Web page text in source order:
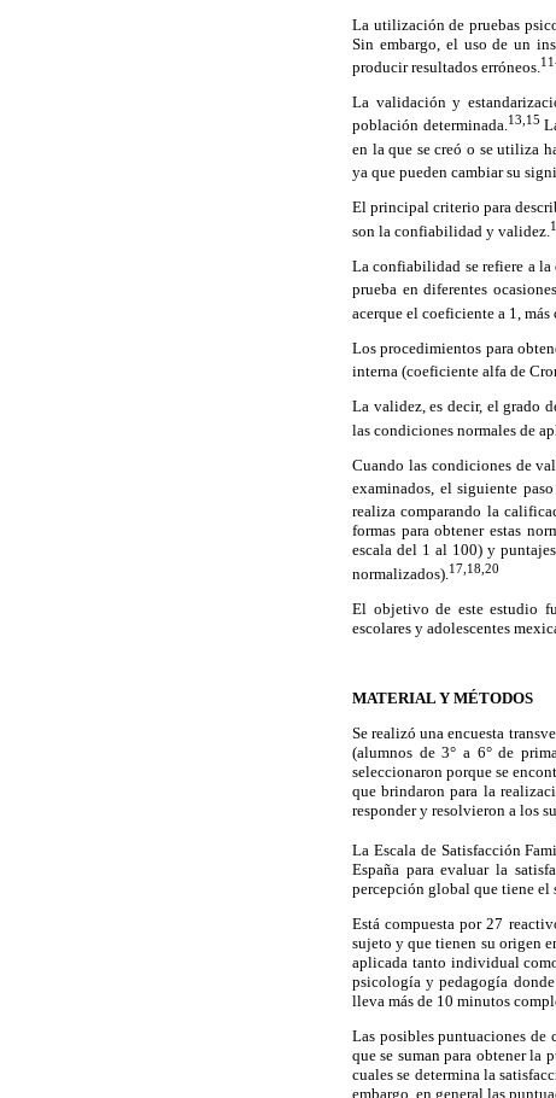
La utilización de pruebas
Sin embargo, el uso de un
producir resultados erróneos.
La validación y
población determinada.13,15
en la que se creó o se utiliza
ya que pueden cambiar su
El principal criterio para
son la confiabilidad y validez.
La confiabilidad se refiere a
prueba en diferentes
acerque el coeficiente a 1, más
Los procedimientos para
interna (coeficiente alfa de
La validez, es decir, el grado
las condiciones normales de
Cuando las condiciones de
examinados, el siguiente
realiza comparando la
formas para obtener estas
escala del 1 al 100) y
normalizados). 17,18,20
El objetivo de este estudio
escolares y adolescentes
MATERIAL Y MÉTODOS
Se realizó una encuesta
(alumnos de 3° a 6° de
seleccionaron porque se
que brindaron para la
responder y resolvieron a los
La Escala de Satisfacción
España para evaluar la
percepción global que tiene el
Está compuesta por 27
sujeto y que tienen su origen
aplicada tanto individual
psicología y pedagogía
lleva más de 10 minutos
Las posibles puntuaciones de
que se suman para obtener
cuales se determina la
embargo, en general las